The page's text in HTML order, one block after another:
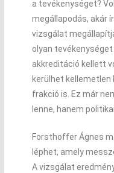
a tevékenységet?
megállapodás, akár
vizsgálat
olyan
akkreditáció kellett
kerülhet kellemetlen
frakció is. Ez már
lenne, hanem
Forsthoffer Ágnes
léphet, amely
A vizsgálat